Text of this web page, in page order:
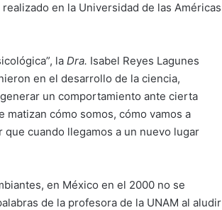
en la Universidad de las Américas
la Dra. Isabel Reyes Lagunes
en el desarrollo de la ciencia,
un comportamiento ante cierta
matizan cómo somos, cómo vamos a
cuando llegamos a un nuevo lugar
en México en el 2000 no se
de la profesora de la UNAM al aludir